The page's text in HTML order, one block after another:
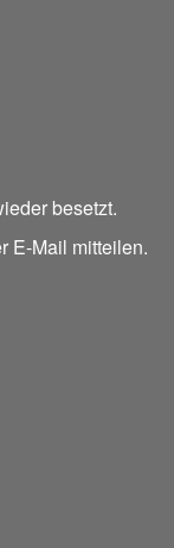
besetzt.
E-Mail mitteilen.